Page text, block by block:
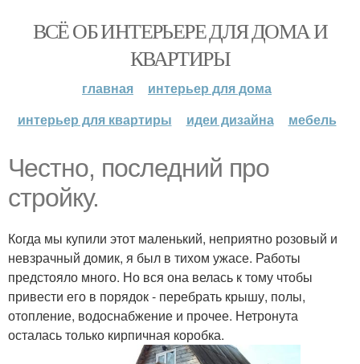
ВСЁ ОБ ИНТЕРЬЕРЕ ДЛЯ ДОМА И
КВАРТИРЫ
главная
интерьер для дома
интерьер для квартиры
идеи дизайна мебель
Честно, последний про
стройку.
Когда мы купили этот маленький, неприятно розовый и
невзрачный домик, я был в тихом ужасе. Работы
предстояло много. Но вся она велась к тому чтобы
привести его в порядок - перебрать крышу, полы,
отопление, водоснабжение и прочее. Нетронута
осталась только кирпичная коробка.